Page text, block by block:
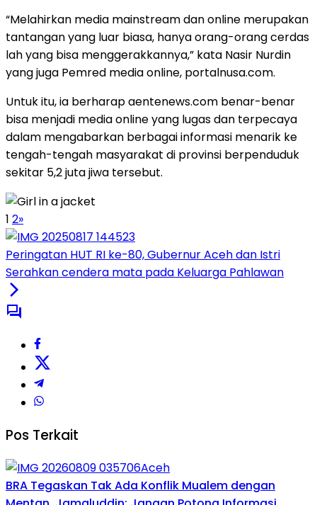
“Melahirkan media mainstream dan online merupakan
tantangan yang luar biasa, hanya orang-orang cerdas
lah yang bisa menggerakkannya,” kata Nasir Nurdin
yang juga Pemred media online, portalnusa.com.
Untuk itu, ia berharap aentenews.com benar-benar
bisa menjadi media online yang lugas dan terpecaya
dalam mengabarkan berbagai informasi menarik ke
tengah-tengah masyarakat di provinsi berpenduduk
sekitar 5,2 juta jiwa tersebut.
1 2»
Peringatan HUT RI ke-80, Gubernur Aceh dan Istri
Serahkan cendera mata pada Keluarga Pahlawan
Pos Terkait
Aceh
BRA Tegaskan Tak Ada Konflik Mualem dengan